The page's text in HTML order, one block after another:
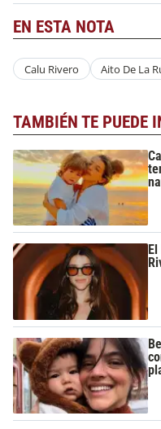
EN ESTA NOTA
Calu Rivero Aito De La
TAMBIÉN TE PUEDE